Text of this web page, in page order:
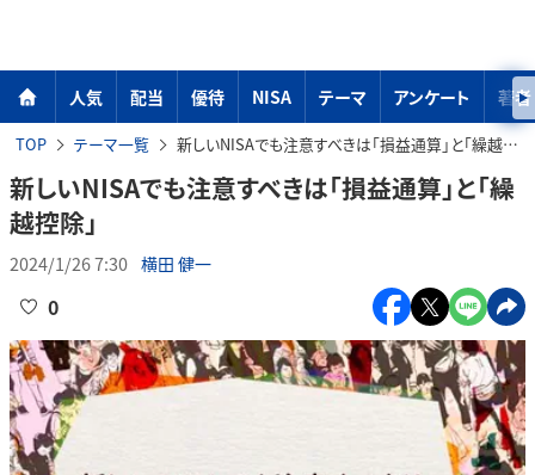
人気 配当 優待 NISA テーマ アンケート 著者
TOP テーマ一覧 新しいNISAでも注意すべきは「損益通算」と「繰越控除」
新しいNISAでも注意すべきは「損益通算」と「繰
越控除」
2024/1/26 7:30 横田 健一
0